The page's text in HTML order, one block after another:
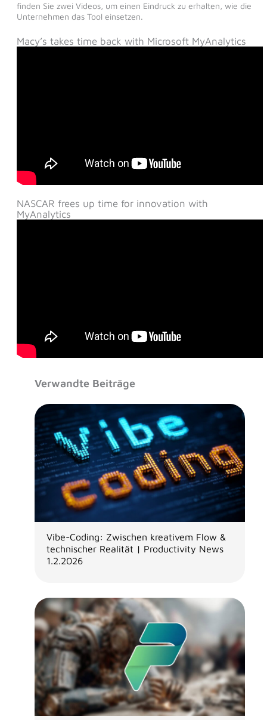
finden Sie zwei Videos, um einen Eindruck zu erhalten, wie die
Unternehmen das Tool einsetzen.
Macy’s takes time back with Microsoft MyAnalytics
NASCAR frees up time for innovation with
MyAnalytics
Verwandte Beiträge
Vibe-Coding: Zwischen kreativem Flow &
technischer Realität | Productivity News
1.2.2026